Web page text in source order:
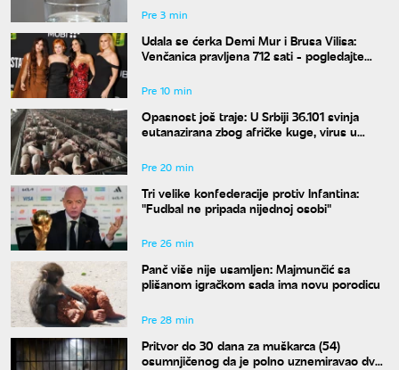
Pre 3 min
Udala se ćerka Demi Mur i Brusa Vilisa:
Venčanica pravljena 712 sati - pogledajte
Pre 10 min
Opasnost još traje: U Srbiji 36.101 svinja
eutanazirana zbog afričke kuge, virus u
Pre 20 min
Tri velike konfederacije protiv Infantina:
"Fudbal ne pripada nijednoj osobi"
Pre 26 min
Panč više nije usamljen: Majmunčić sa
plišanom igračkom sada ima novu porodicu
Pre 28 min
Pritvor do 30 dana za muškarca (54)
osumnjičenog da je polno uznemiravao dve